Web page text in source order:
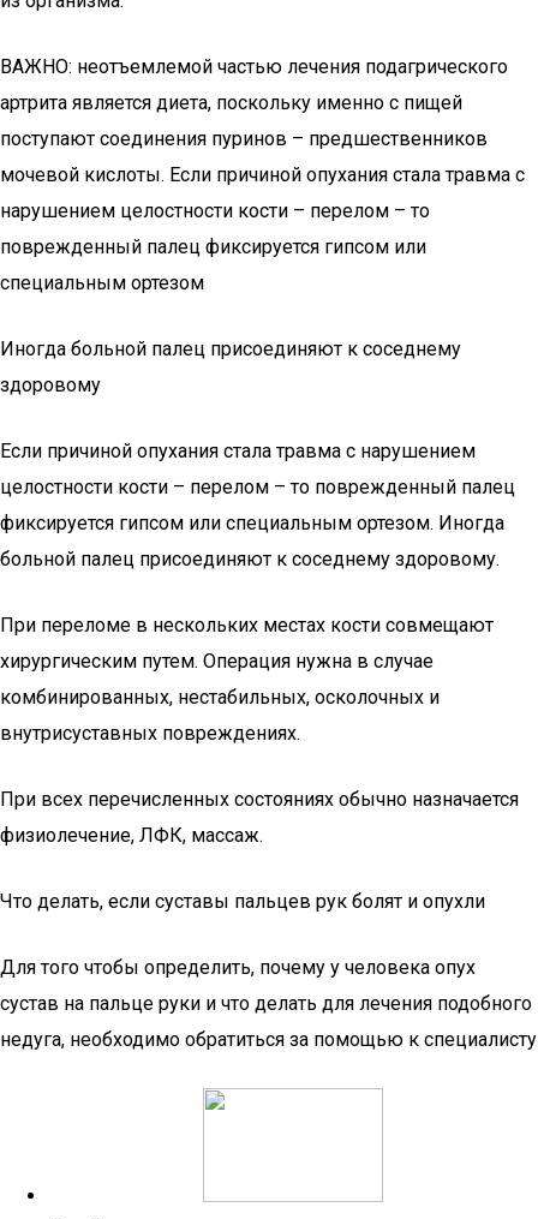
ВАЖНО: неотъемлемой частью лечения подагрического
артрита является диета, поскольку именно с пищей
поступают соединения пуринов – предшественников
мочевой кислоты. Если причиной опухания стала травма с
нарушением целостности кости – перелом – то
поврежденный палец фиксируется гипсом или
специальным ортезом
Иногда больной палец присоединяют к соседнему
здоровому
Если причиной опухания стала травма с нарушением
целостности кости – перелом – то поврежденный палец
фиксируется гипсом или специальным ортезом. Иногда
больной палец присоединяют к соседнему здоровому.
При переломе в нескольких местах кости совмещают
хирургическим путем. Операция нужна в случае
комбинированных, нестабильных, осколочных и
внутрисуставных повреждениях.
При всех перечисленных состояниях обычно назначается
физиолечение, ЛФК, массаж.
Что делать, если суставы пальцев рук болят и опухли
Для того чтобы определить, почему у человека опух
сустав на пальце руки и что делать для лечения подобного
недуга, необходимо обратиться за помощью к специалисту